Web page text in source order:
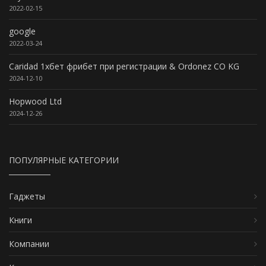
2022-02-15
google
2022-03-24
Caridad 1хбет фрибет при регистрации & Ordonez CO KG
2024-12-10
Hopwood Ltd
2024-12-26
ПОПУЛЯРНЫЕ КАТЕГОРИИ
Гаджеты
Книги
Компании